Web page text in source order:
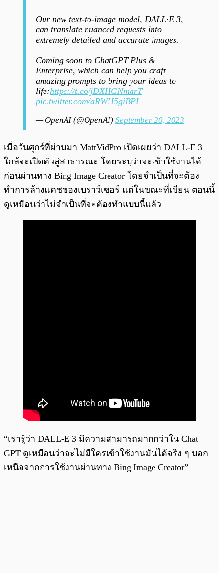
Our new text-to-image model, DALL·E 3,
can translate nuanced requests into
extremely detailed and accurate images.
Coming soon to ChatGPT Plus &
Enterprise, which can help you craft
amazing prompts to bring your ideas to
life:https://t.co/jDXHGNmarT
pic.twitter.com/aRWH5giBPL
— OpenAI (@OpenAI) September 20, 2023
เมื่อวันศุกร์ที่ผ่านมา MattVidPro เปิดเผยว่า DALL-E 3
ใกล้จะเปิดตัวสู่สาธารณะ โดยระบุว่าจะเข้าใช้งานได้
ก่อนผ่านทาง Bing Image Creator โดยจำเป็นที่จะต้อง
ทำการล้างแคชของเบราว์เซอร์ แต่ในขณะที่เขียน ตอนนี้
ดูเหมือนว่าไม่จำเป็นที่จะต้องทำแบบนี้แล้ว
“เรารู้ว่า DALL-E 3 มีความสามารถมากกว่าใน Chat
GPT ดูเหมือนว่าจะไม่มีใครเข้าใช้งานมันได้จริง ๆ นอก
เหนือจากการใช้งานผ่านทาง Bing Image Creator”